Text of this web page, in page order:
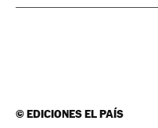
©EDICIONES EL PAÍS